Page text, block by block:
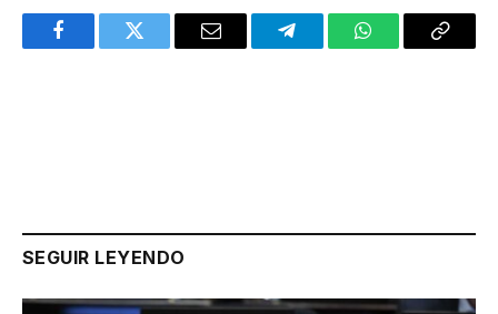
FacebookTwitter Email TelegramWhatsAppCopy
SEGUIR LEYENDO